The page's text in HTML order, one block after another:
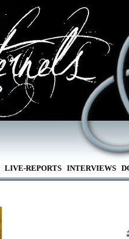
LIVE-REPORTS INTERVIEWS